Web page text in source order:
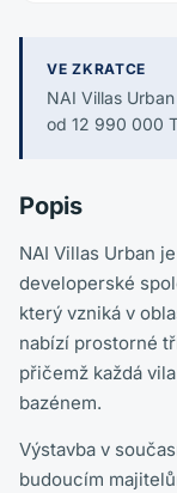
VE ZKRATCE
NAI Villas
od 12 990 000
Popis
NAI Villas Urban
developerské
který vzniká v
nabízí prostorné
přičemž každá
bazénem.
Výstavba v
budoucím